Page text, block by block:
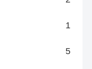
1
5